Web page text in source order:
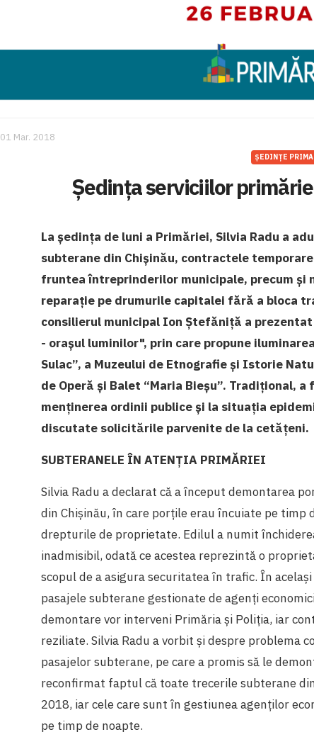
01 Mar. 2018
ȘEDINȚE
Ședința serviciilor
La ședința de luni a Primăriei, Silvia Radu a
subterane din Chișinău, contractele
fruntea întreprinderilor municipale, precum
reparație pe drumurile capitalei fără a bloca
consilierul municipal Ion Ștefăniță a
- oraşul luminilor", prin care propune
Sulac”, a Muzeului de Etnografie și Istorie
de Operă și Balet “Maria Bieșu”. Tradițional,
menținerea ordinii publice și la situația
discutate solicitările parvenite de la cetățeni.
SUBTERANELE ÎN ATENȚIA PRIMĂRIEI
Silvia Radu a declarat că a început demontarea
din Chișinău, în care porțile erau încuiate pe timp
drepturile de proprietate. Edilul a numit
inadmisibil, odată ce acestea reprezintă o
scopul de a asigura securitatea în trafic. În
pasajele subterane gestionate de agenți
demontare vor interveni Primăria și Poliția, iar
reziliate. Silvia Radu a vorbit și despre problema
pasajelor subterane, pe care a promis să le
reconfirmat faptul că toate trecerile subterane
2018, iar cele care sunt în gestiunea agenților
pe timp de noapte.